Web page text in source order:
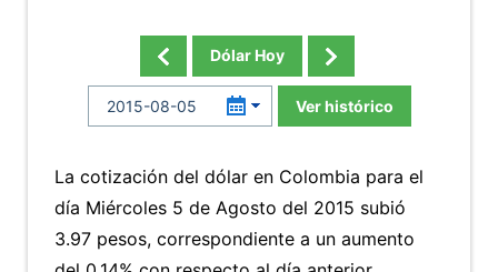
Dólar Hoy
Ver histórico
La cotización del dólar en Colombia para el
día Miércoles 5 de Agosto del 2015 subió
3.97 pesos, correspondiente a un aumento